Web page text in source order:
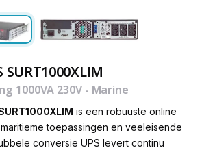
1000VA 230V - Marine
is een robuuste online
toepassingen en veeleisende
conversie UPS levert continu